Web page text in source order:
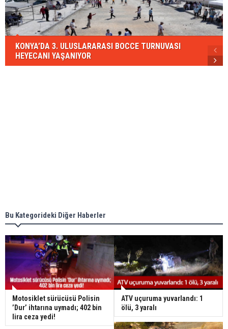
KONYA’DA 3. ULUSLARARASI BOCCE TURNUVASI
HEYECANI YAŞANIYOR
Bu Kategorideki Diğer Haberler
Motosiklet sürücüsü Polisin
’Dur’ ihtarına uymadı; 402 bin
lira ceza yedi!
ATV uçuruma yuvarlandı: 1
ölü, 3 yaralı